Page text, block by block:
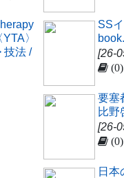
〉
技法 /
SS
[26-
要塞
比野
[26-
日本